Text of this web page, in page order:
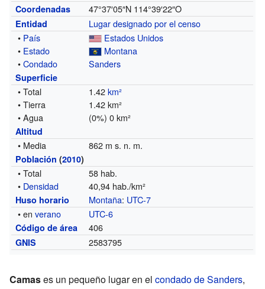
Coordenadas 47°37′05″N 114°39′22″O
Entidad
Lugar designado por el censo
• País
Estados Unidos
• Estado
Montana
•Condado Sanders
Superficie
• Total 1.42km²
• Tierra
1.42 km²
• Agua
(0%) 0 km²
Altitud
• Media 862 m s. n. m.
Población (2010)
• Total
58 hab.
• Densidad 40,94 hab./km²
Huso horario Montaña: UTC-7
• enverano UTC-6
Código de área 406
GNIS 2583795
Camases un pequeño lugar en el condado de Sanders,